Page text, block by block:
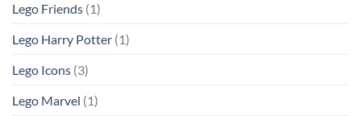
Lego Friends (1)
Lego Harry Potter (1)
Lego Icons (3)
Lego Marvel (1)